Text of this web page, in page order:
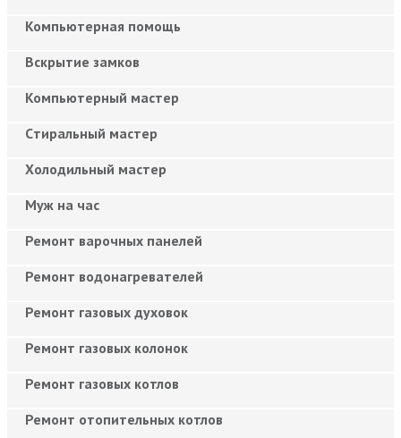
Компьютерная помощь
Вскрытие замков
Компьютерный мастер
Cтиральный мастер
Холодильный мастер
Муж на час
Ремонт варочных панелей
Ремонт водонагревателей
Ремонт газовых духовок
Ремонт газовых колонок
Ремонт газовых котлов
Ремонт отопительных котлов